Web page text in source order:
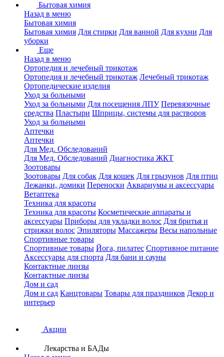
Бытовая химия
Назад в меню
Бытовая химия
Бытовая химия Для стирки Для ванной Для кухни Для
уборки
Еще
Назад в меню
Ортопедия и лечебный трикотаж
Ортопедия и лечебный трикотаж Лечебный трикотаж
Ортопедические изделия
Уход за больными
Уход за больными Для посещения ЛПУ Перевязочные
средства Пластыри Шприцы, системы для растворов
Уход за больными
Аптечки
Аптечки
Для Мед. Обследований
Для Мед. Обследований Диагностика ЖКТ
Зоотовары
Зоотовары Для собак Для кошек Для грызунов Для птиц
Лежанки, домики Переноски Аквариумы и аксессуары
Ветаптека
Техника для красоты
Техника для красоты Косметические аппараты и
аксессуары Приборы для укладки волос Для бритья и
стрижки волос Эпиляторы Массажеры Весы напольные
Спортивные товары
Спортивные товары Йога, пилатес Спортивное питание
Аксессуары для спорта Для бани и сауны
Контактные линзы
Контактные линзы
Дом и сад
Дом и сад Канцтовары Товары для праздников Декор и
интерьер
Акции
Лекарства и БАДы